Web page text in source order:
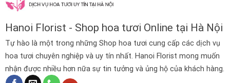
Hanoi Florist - Shop hoa tươi Online tại Hà Nội
Tự hào là một trong những Shop hoa tươi cung cấp các dịch vụ
hoa tươi chuyên nghiệp và uy tín nhất. Hanoi Florist mong muốn
nhận được nhiều hơn nữa sự tin tưởng và ủng hộ của khách hàng.